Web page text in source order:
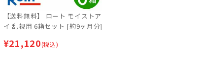
【送料無料】 ロート モイストア
イ 乱視用 6箱セット [約9ヶ月分]
¥21,120(税込)